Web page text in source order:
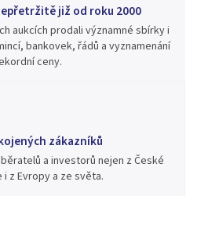
již od roku 2000
aukcích prodali významné sbírky i
bankovek, řádů a vyznamenání
ceny.
zákazníků
a investorů nejen z České
z Evropy a ze světa.